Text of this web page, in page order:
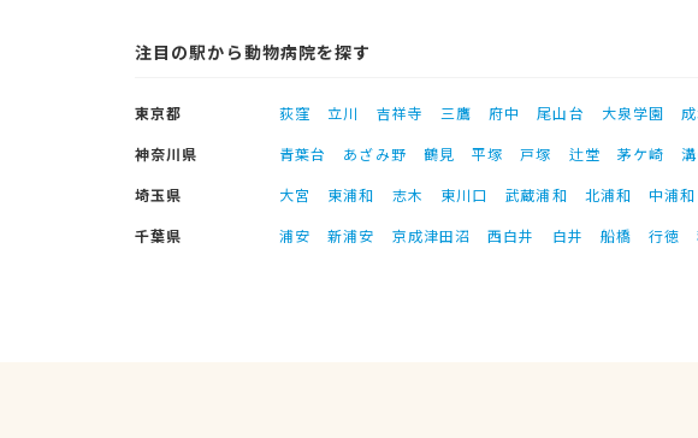
注目の駅から動物病院を探す
東京都 荻窪 立川 吉祥寺 三鷹 府中 尾山台 大泉学園
神奈川県
青葉台 あざみ野 鶴見 平塚 戸塚 辻堂 茅ケ崎
埼玉県
大宮 東浦和 志木 東川口 武蔵浦和 北浦和 中浦和
千葉県
浦安 新浦安 京成津田沼 西白井 白井 船橋 行徳